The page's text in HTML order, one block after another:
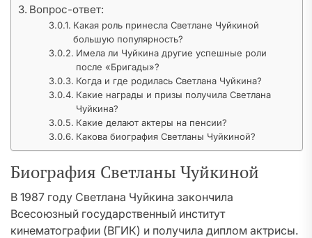
Вопрос-ответ:
Какая роль принесла Светлане Чуйкиной
большую популярность?
Имела ли Чуйкина другие успешные роли
после «Бригады»?
Когда и где родилась Светлана Чуйкина?
Какие награды и призы получила Светлана
Чуйкина?
Какие делают актеры на пенсии?
Какова биография Светланы Чуйкиной?
Биография Светланы Чуйкиной
В 1987 году Светлана Чуйкина закончила
Всесоюзный государственный институт
кинематографии (ВГИК) и получила диплом актрисы.